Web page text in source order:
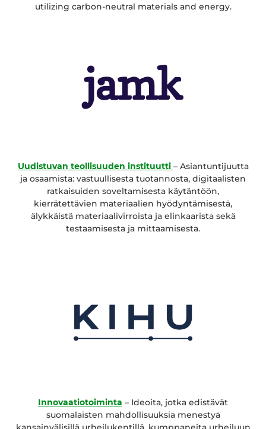
utilizing carbon-neutral materials and energy.
Uudistuvan teollisuuden instituutti – Asiantuntijuutta
ja osaamista: vastuullisesta tuotannosta, digitaalisten
ratkaisuiden soveltamisesta käytäntöön,
kierrätettävien materiaalien hyödyntämisestä,
älykkäistä materiaalivirroista ja elinkaarista sekä
testaamisesta ja mittaamisesta.
Innovaatiotoiminta – Ideoita, jotka edistävät
suomalaisten mahdollisuuksia menestyä